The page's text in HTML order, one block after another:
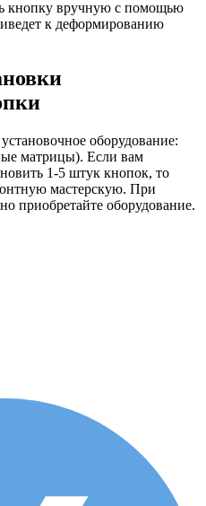
кнопку вручную с помощью
к деформированию
оборудование:
матрицы). Если вам
1-5 штук кнопок, то
мастерскую. При
приобретайте оборудование.